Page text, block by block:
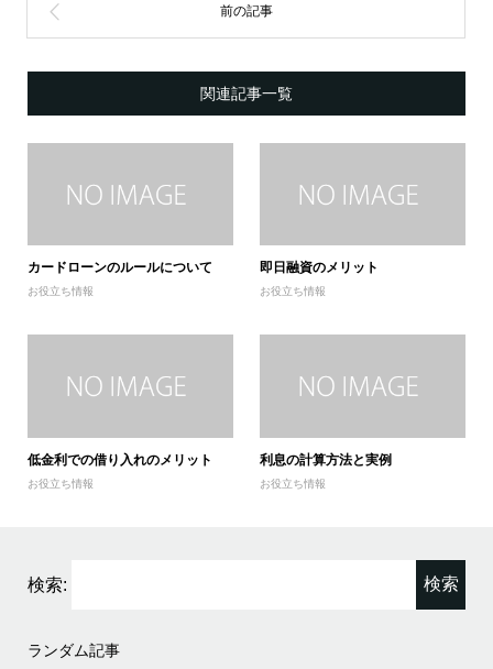
関連記事一覧
カードローンのルールについて
お役立ち情報
即日融資のメリット
お役立ち情報
低金利での借り入れのメリット
お役立ち情報
利息の計算方法と実例
お役立ち情報
検索:
ランダム記事